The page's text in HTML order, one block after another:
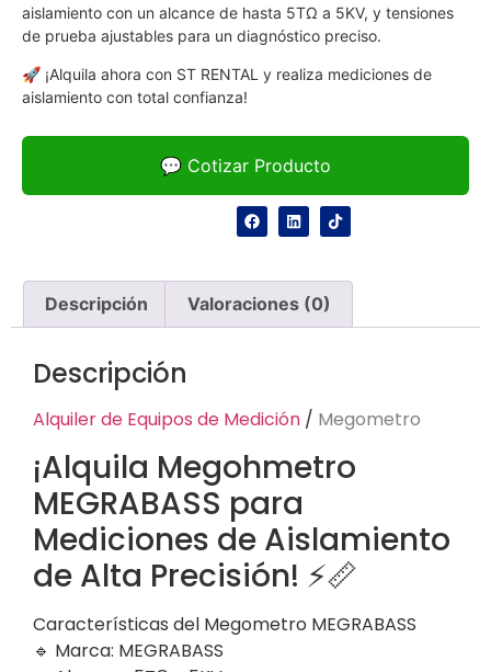
aislamiento con un alcance de hasta 5TΩ a 5KV, y tensiones
de prueba ajustables para un diagnóstico preciso.
🚀 ¡Alquila ahora con ST RENTAL y realiza mediciones de
aislamiento con total confianza!
💬 Cotizar Producto
Descripción Valoraciones (0)
Descripción
Alquiler de Equipos de Medición / Megometro
¡Alquila Megohmetro
MEGRABASS para
Mediciones de Aislamiento
de Alta Precisión! ⚡📏
Características del Megometro MEGRABASS
🔹 Marca: MEGRABASS